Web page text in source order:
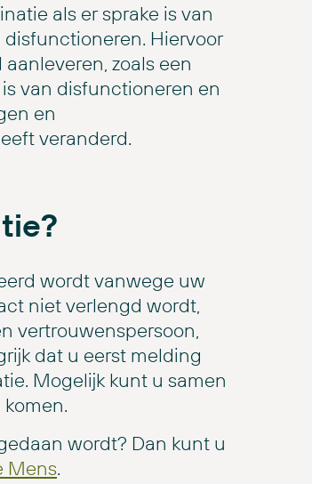
als er sprake is van
Hiervoor
zoals een
van disfunctioneren en
en
veranderd.
wordt vanwege uw
niet verlengd wordt,
vertrouwenspersoon,
dat u eerst melding
Mogelijk kunt u samen
wordt? Dan kunt u
Mens.